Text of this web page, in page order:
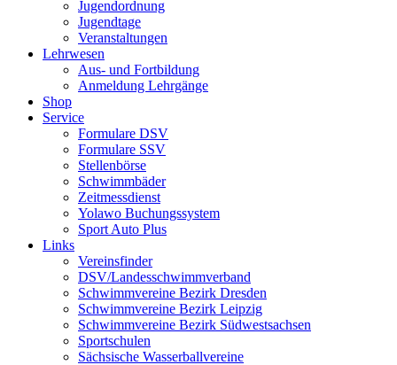
Jugendordnung
Jugendtage
Veranstaltungen
Lehrwesen
Aus- und Fortbildung
Anmeldung Lehrgänge
Shop
Service
Formulare DSV
Formulare SSV
Stellenbörse
Schwimmbäder
Zeitmessdienst
Yolawo Buchungssystem
Sport Auto Plus
Links
Vereinsfinder
DSV/Landesschwimmverband
Schwimmvereine Bezirk Dresden
Schwimmvereine Bezirk Leipzig
Schwimmvereine Bezirk Südwestsachsen
Sportschulen
Sächsische Wasserballvereine